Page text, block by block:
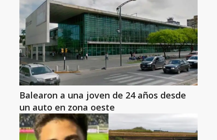
Balearon a una joven de 24 años desde
un auto en zona oeste